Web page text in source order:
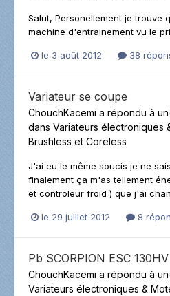
Salut, Personellement je trouve
machine d'entrainement vu le
le 3 août 2012 38
Variateur se coupe
ChouchKacemi a répondu à
dans Variateurs électroniques
Brushless et Coreless
J'ai eu le même soucis je ne
finalement ça m'as tellement
et controleur froid ) que j'ai
le 29 juillet 2012 8
Pb SCORPION ESC
ChouchKacemi a répondu à
Variateurs électroniques &